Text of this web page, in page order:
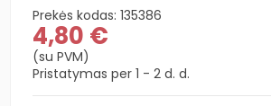
Prekės kodas: 135386
4,80 €
(su PVM)
Pristatymas per 1 - 2 d. d.